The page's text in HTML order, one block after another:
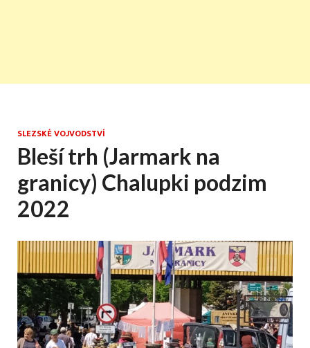
SLEZSKÉ VOJVODSTVÍ
Bleší trh (Jarmark na
granicy) Chalupki podzim
2022